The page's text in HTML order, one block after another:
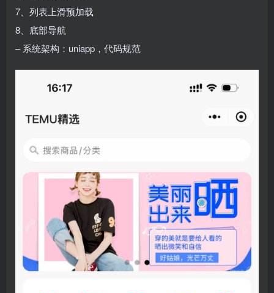
7、列表上滑预加载
8、底部导航
– 系统架构：uniapp，代码规范